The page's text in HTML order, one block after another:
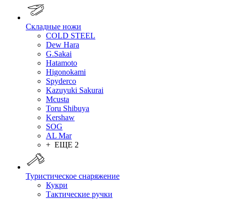
Складные ножи
COLD STEEL
Dew Hara
G.Sakai
Hatamoto
Higonokami
Spyderco
Kazuyuki Sakurai
Mcusta
Toru Shibuya
Kershaw
SOG
AL Mar
+ ЕЩЕ 2
Туристическое снаряжение
Кукри
Тактические ручки